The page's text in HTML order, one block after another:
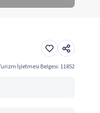
İşletmesi Belgesi: 11852